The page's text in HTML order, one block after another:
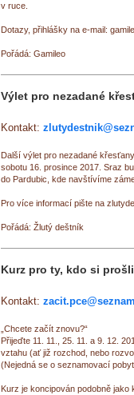
v ruce.
Dotazy, přihlášky na e-mail:
Pořádá: Gamileo
Výlet pro nezadané
Kontakt:
Další výlet pro nezadané
sobotu 16. prosince 2017. Sraz
do Pardubic, kde navštívíme
Pro více informací pište na
Pořádá: Žlutý deštník
Kurz pro ty, kdo si
Kontakt:
„Chcete začít znovu?“
Přijeďte 11. 11., 25. 11. a 9. 12.
vztahu (ať již rozchod, nebo
(Nejedná se o seznamovací
Kurz je koncipován podobně jako